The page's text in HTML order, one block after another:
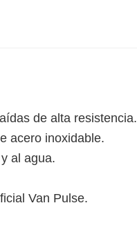
de alta resistencia.
acero inoxidable.
al agua.
Van Pulse.